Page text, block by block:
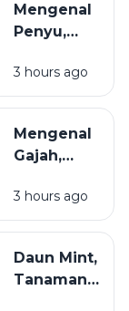
Diam
Menjaga
Pangan
Manusia
Mengenal
Penyu,
Samudra
yang
Punah dan
Perlu
3 hours ago
Mengenal
Gajah,
Darat
Terbesar
Cerdas
dan
3 hours ago
Daun Mint,
Tanaman